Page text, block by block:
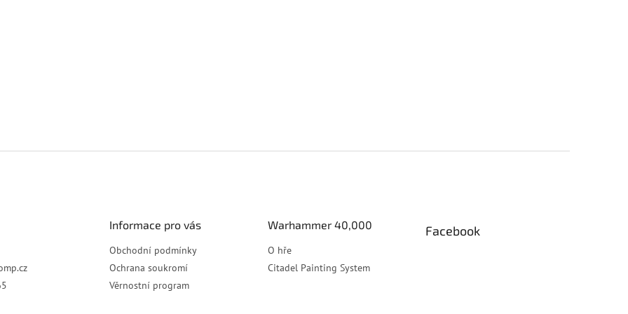
Informace pro vás
Obchodní podmínky
Ochrana soukromí
Věrnostní program
Warhammer 40,000
O hře
Citadel Painting System
Facebook